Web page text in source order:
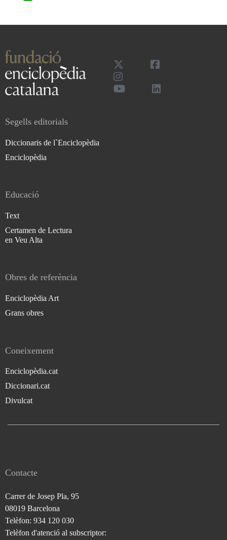
Segells editorials
Diccionaris de l`Enciclopèdia
Enciclopèdia
Educació
Text
Certamen de Lectura
en Veu Alta
Obres de referència
Enciclopèdia Art
Grans obres
Coneixement
Enciclopèdia.cat
Diccionari.cat
Divulcat
Contacte
Carrer de Josep Pla, 95
08019 Barcelona
Telèfon: 934 120 030
Telèfon d'atenció al subscriptor: